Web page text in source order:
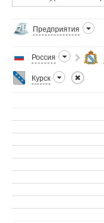
Предприятия
Россия
Курск